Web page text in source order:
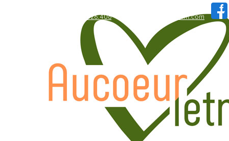
WhatsApp: +84.909.426.406 hallo@aucoeurvietnam.com